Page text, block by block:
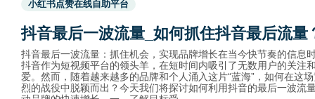
before
category
names.
小红书点赞在线自助平台
抖音最后一波流量_如何抓住抖音最后流量
抖音最后一波流量：抓住机会，实现品牌增长在当今快节奏的信息时
抖音作为短视频平台的领头羊，在短时间内吸引了无数用户的关注
爱。然而，随着越来越多的品牌和个人涌入这片“蓝海”，如何在这
烈的战役中脱颖而出？今天我们将探讨如何利用抖音的最后一波流